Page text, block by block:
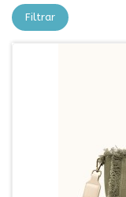
Filtrar